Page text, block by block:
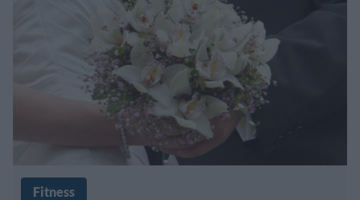
Fitness